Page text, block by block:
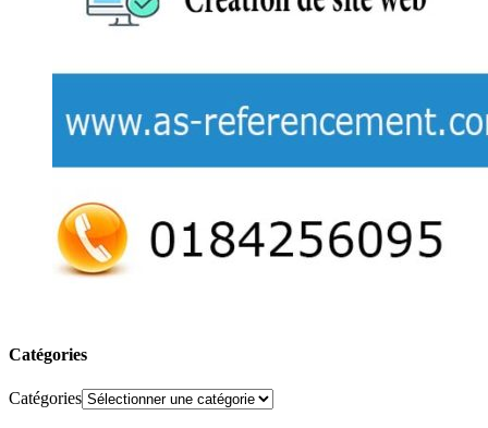
Catégories
Catégories